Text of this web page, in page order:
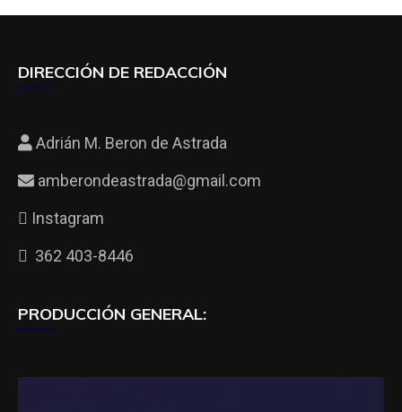
DIRECCIÓN DE REDACCIÓN
Adrián M. Beron de Astrada
amberondeastrada@gmail.com
Instagram
362 403-8446
PRODUCCIÓN GENERAL: